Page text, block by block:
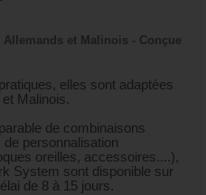
et Malinois - Conçue
elles sont adaptées
Malinois.
de combinaisons
personnalisation
oreilles, accessoires....),
System sont disponible sur
de 8 à 15 jours.